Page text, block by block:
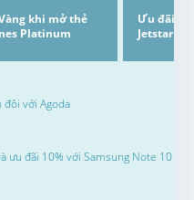
khi mở thẻ
Platinum
Ưu đãi
Jetstar
đôi với Agoda
ưu đãi 10% với Samsung Note 10